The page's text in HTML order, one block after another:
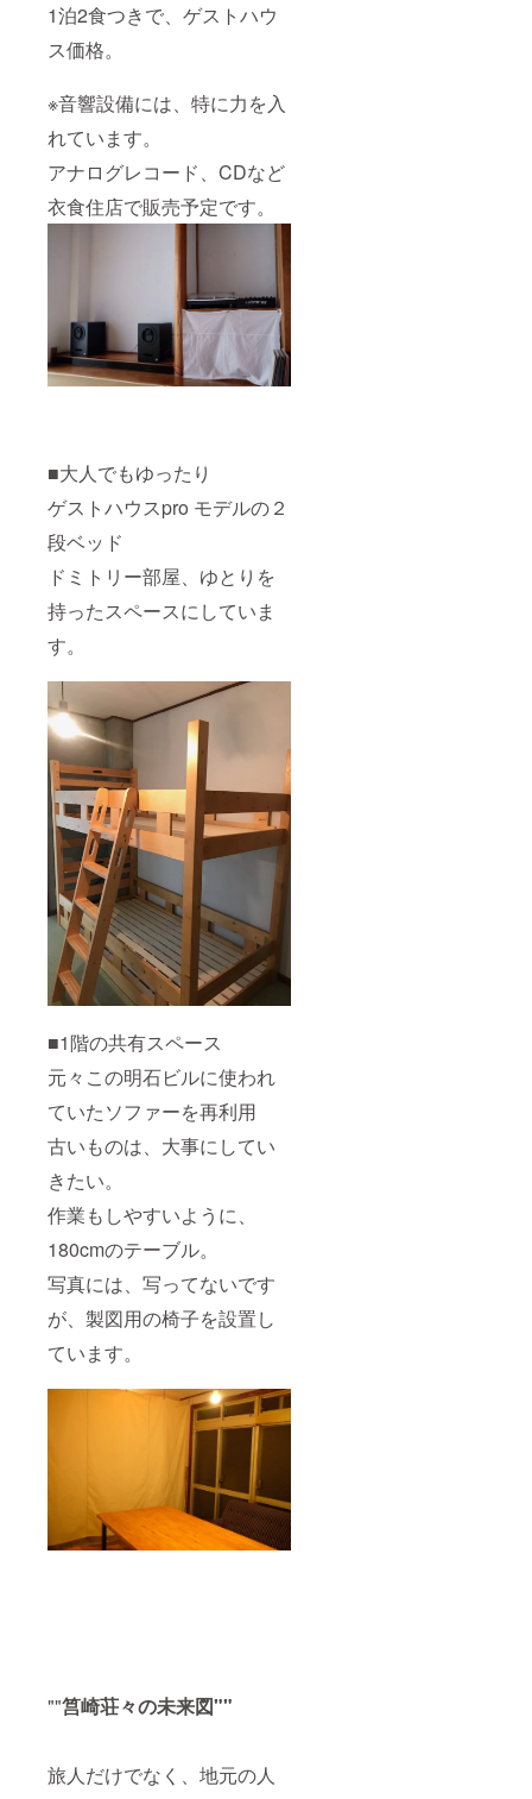
1泊2食つきで、ゲストハウ
ス価格。
※音響設備には、特に力を入
れています。
アナログレコード、CDなど
衣食住店で販売予定です。
■大人でもゆったり
ゲストハウスpro モデルの２
段ベッド
ドミトリー部屋、ゆとりを
持ったスペースにしていま
す。
■1階の共有スペース
元々この明石ビルに使われ
ていたソファーを再利用
古いものは、大事にしてい
きたい。
作業もしやすいように、
180cmのテーブル。
写真には、写ってないです
が、製図用の椅子を設置し
ています。
""筥崎荘々の未来図""
旅人だけでなく、地元の人